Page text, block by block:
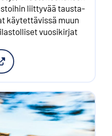
liittyvää tausta-
käytettävissä muun
vuosikirjat